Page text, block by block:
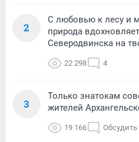
2
С любовью к лесу и
природа
Северодвинска на
22 298 4
3
Только знатокам
жителей
19 166 Обсудить